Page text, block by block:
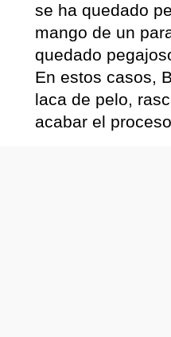
se ha quedado
mango de un
quedado
En estos casos,
laca de pelo,
acabar el